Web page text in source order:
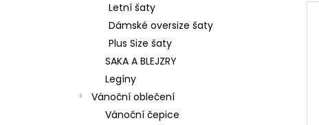
Letní šaty
Dámské oversize šaty
Plus Size šaty
SAKA A BLEJZRY
Legíny
Vánoční oblečení
Vánoční čepice